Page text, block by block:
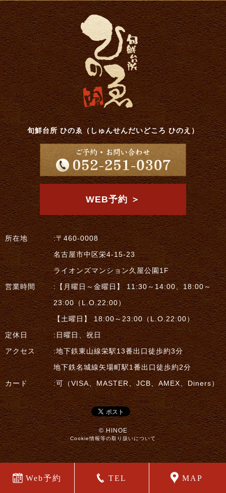
旬鮮台所 ひのゑ（しゅんせんだいどころ ひのえ）
WEB予約 ＞
所在地
:〒460-0008
名古屋市中区栄4-15-23
ライオンズマンション久屋公園1F
営業時間
:【月曜日～金曜日】 11:30～14:00、18:00～
23:00（L.O.22:00）
【土曜日】 18:00～23:00（L.O.22:00）
定休日
:日曜日、祝日
アクセス
:地下鉄東山線栄駅13番出口徒歩約3分
地下鉄名城線矢場町駅1番出口徒歩約2分
カード
:可（VISA、MASTER、JCB、AMEX、Diners）
© HINOE
Cookie情報等の取り扱いについて
Web予約 TEL MAP